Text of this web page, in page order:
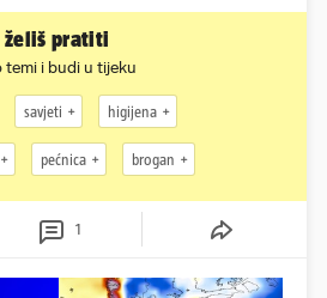
želiš pratiti
temi i budi u tijeku
savjeti higijena
pećnica brogan
1